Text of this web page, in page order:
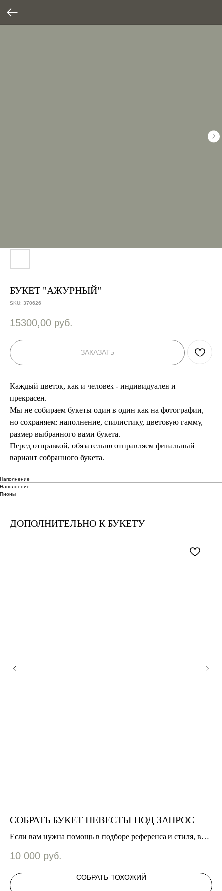
БУКЕТ "АЖУРНЫЙ"
SKU: 370626
15300,00 руб.
ЗАКАЗАТЬ
Каждый цветок, как и человек - индивидуален и
прекрасен.
Мы не собираем букеты один в один как на фотографии,
но сохраняем: наполнение, стилистику, цветовую гамму,
размер выбранного вами букета.
Перед отправкой, обязательно отправляем финальный
вариант собранного букета.
Наполнение
Наполнение
Пионы
ДОПОЛНИТЕЛЬНО К БУКЕТУ
СОБРАТЬ БУКЕТ НЕВЕСТЫ ПОД ЗАПРОС
Если вам нужна помощь в подборе референса и стиля, вам
10 000 руб.
СОБРАТЬ ПОХОЖИЙ